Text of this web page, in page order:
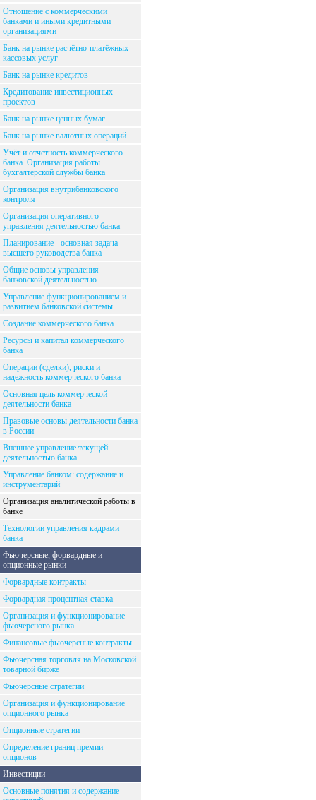
Отношение с коммерческими
банками и иными кредитными
организациями
Банк на рынке расчётно-платёжных
кассовых услуг
Банк на рынке кредитов
Кредитование инвестиционных
проектов
Банк на рынке ценных бумаг
Банк на рынке валютных операций
Учёт и отчетность коммерческого
банка. Организация работы
бухгалтерской службы банка
Организация внутрибанковского
контроля
Организация оперативного
управления деятельностью банка
Планирование - основная задача
высшего руководства банка
Общие основы управления
банковской деятельностью
Управление функционированием и
развитием банковской системы
Создание коммерческого банка
Ресурсы и капитал коммерческого
банка
Операции (сделки), риски и
надежность коммерческого банка
Основная цель коммерческой
деятельности банка
Правовые основы деятельности банка
в России
Внешнее управление текущей
деятельностью банка
Управление банком: содержание и
инструментарий
Организация аналитической работы в
банке
Технологии управления кадрами
банка
Фьючерсные, форвардные и
опционные рынки
Форвардные контракты
Форвардная процентная ставка
Организация и функционирование
фьючерсного рынка
Финансовые фьючерсные контракты
Фьючерсная торговля на Московской
товарной бирже
Фьючерсные стратегии
Организация и функционирование
опционного рынка
Опционные стратегии
Определение границ премии
опционов
Инвестиции
Основные понятия и содержание